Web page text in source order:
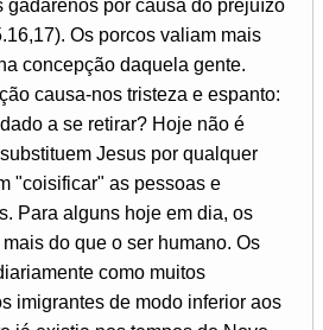
gadarenos por causa do prejuízo
Os porcos valiam mais
concepção daquela gente.
causa-nos tristeza e espanto:
a se retirar? Hoje não é
Jesus por qualquer
"coisificar" as pessoas e
Para alguns hoje em dia, os
do que o ser humano. Os
como muitos
imigrantes de modo inferior aos